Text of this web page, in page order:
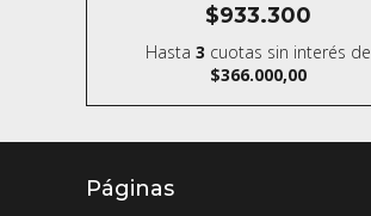
$933.300
Hasta 3 cuotas sin interés de
$366.000,00
Páginas